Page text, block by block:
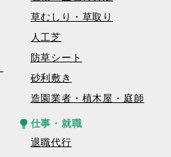
草むしり・草取り
人工芝
防草シート
砂利敷き
造園業者・植木屋・庭師
仕事・就職
退職代行